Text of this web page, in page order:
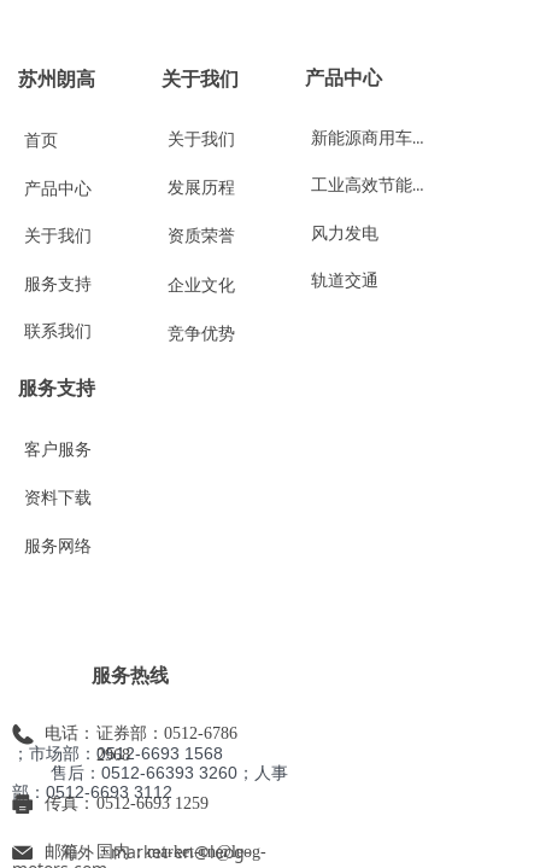
首页
产品中心
关于我们
服务支持
联系我们
苏州朗高
关于我们
发展历程
资质荣誉
企业文化
竞争优势
关于我们
新能源商用车与工程机械
工业高效节能与自动化控制
风力发电
轨道交通
产品中心
客户服务
资料下载
服务网络
服务支持
电话： 证券部：0512-6786
2968
传真：0512-6693 1259
邮箱： 国内：market-cn@leog-
服务热线
海外：market-en@leog-
；市场部：0512-6693 1568
售后：0512-66393 3260；人事
部：0512-6693 3112